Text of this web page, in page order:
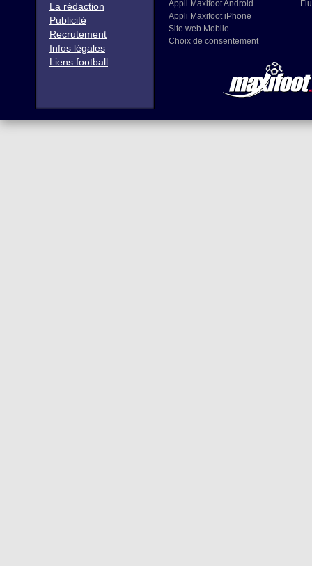
La rédaction
Publicité
Recrutement
Infos légales
Liens football
Appli Maxifoot Android
Appli Maxifoot iPhone
Site web Mobile
Choix de consentement